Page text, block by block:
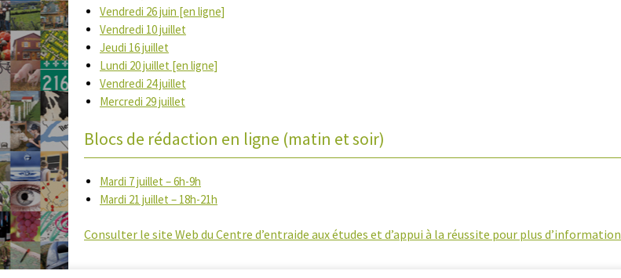
Vendredi 26 juin [en ligne]
Vendredi 10 juillet
Jeudi 16 juillet
Lundi 20 juillet [en ligne]
Vendredi 24 juillet
Mercredi 29 juillet
Blocs de rédaction en ligne (matin et soir)
Mardi 7 juillet – 6h-9h
Mardi 21 juillet – 18h-21h
Consulter le site Web du Centre d’entraide aux études et d’appui à la réussite pour plus